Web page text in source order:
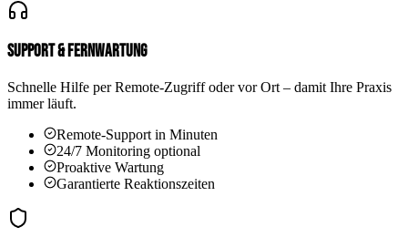
Support & Fernwartung
Schnelle Hilfe per Remote-Zugriff oder vor Ort – damit Ihre Praxis
immer läuft.
Remote-Support in Minuten
24/7 Monitoring optional
Proaktive Wartung
Garantierte Reaktionszeiten